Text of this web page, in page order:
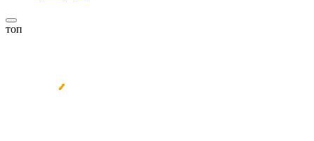
топ